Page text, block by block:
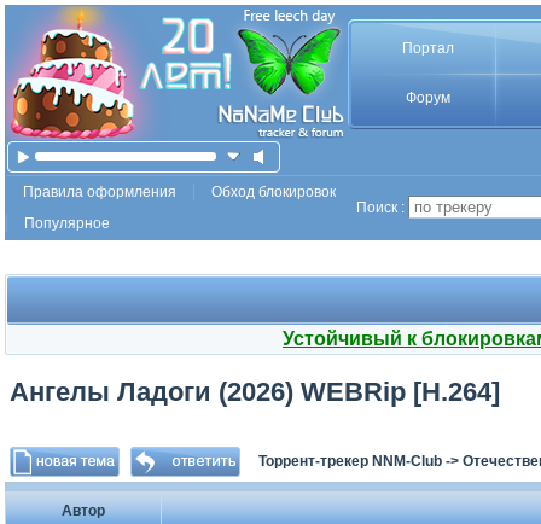
Портал
Форум
Правила оформления
Обход блокировок
Популярное
Поиск :
Устойчивый к
Ангелы Ладоги (2026) WEBRip [H.264]
Торрент-трекер NNM-Club ->
Автор